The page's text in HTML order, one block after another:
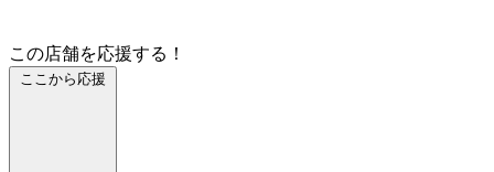
この店舗を応援する！
ここから応援